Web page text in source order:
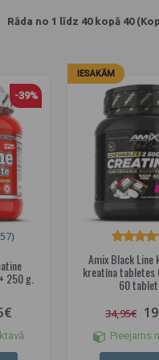
Rāda no 1 līdz 40 kopā 40
-39%
250 g.
IESAKĀM
Amix Black Line
kreatīna
60
34,95€
Pieejams